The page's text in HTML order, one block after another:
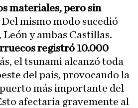
materiales, pero sin
Del mismo modo sucedió
y ambas Castillas.
registró 10.000
el tsunami alcanzó toda
del país, provocando la
más importante del
afectaría gravemente al